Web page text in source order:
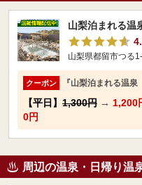
山梨泊まれる温
山梨県都留市つる
クーポン 『山梨泊まれる温
【平日】 1,300円 → 1,200
0円
周辺の温泉・日帰り温